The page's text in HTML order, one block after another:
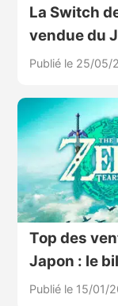
La Switch
vendue du
Publié le 25/05/
Top des
Japon : le
Publié le 15/01/